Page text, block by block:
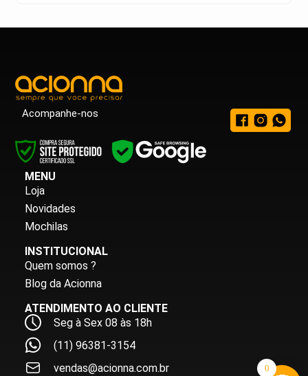
Acompanhe-nos
MENU
Loja
Novidades
Mochilas
INSTITUCIONAL
Quem somos ?
Blog da Acionna
ATENDIMENTO AO CLIENTE
Seg à Sex 08 às 18h
(11) 96381-3154
vendas@acionna.com.br
0